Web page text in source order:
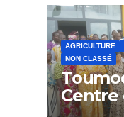
AGRICULTURE
NON CLASSÉ
Centre